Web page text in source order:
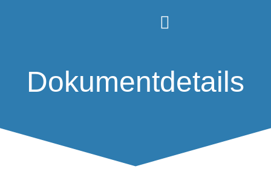
Dokumentdetails